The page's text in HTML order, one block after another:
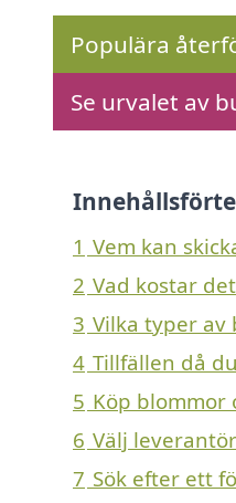
Populära
Se urvalet av
1 Vem kan
2 Vad kostar
3 Vilka typer av
4 Tillfällen då
5 Köp blommor
6 Välj
7 Sök efter ett